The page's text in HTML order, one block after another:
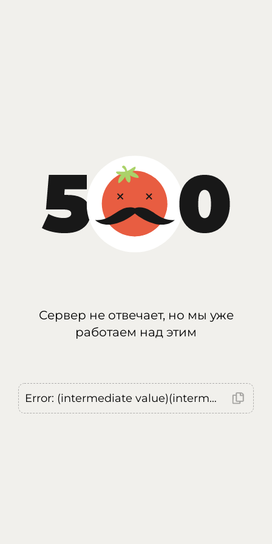
Сервер не отвечает, но мы уже
работаем над этим
Error: (intermediate value)(intermediate value)(intermediate value).replaceAll is not a function